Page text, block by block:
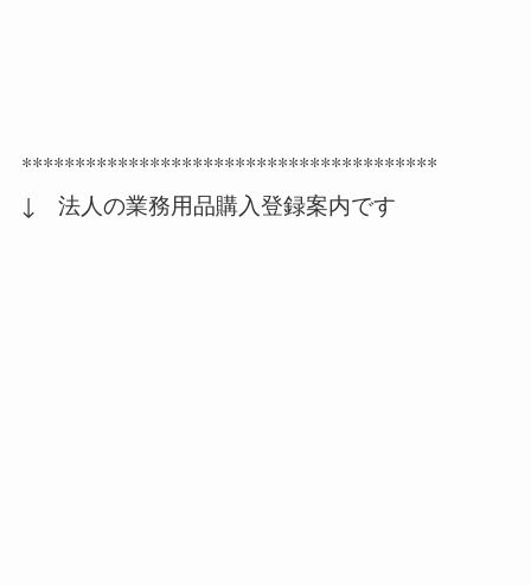
***************************************
↓ 法人の業務用品購入登録案内です